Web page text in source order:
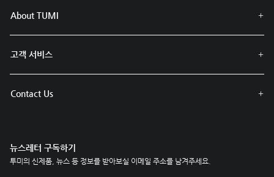
About TUMI
고객 서비스
Contact Us
뉴스레터 구독하기
투미의 신제품, 뉴스 등 정보를 받아보실 이메일 주소를 남겨주세요.